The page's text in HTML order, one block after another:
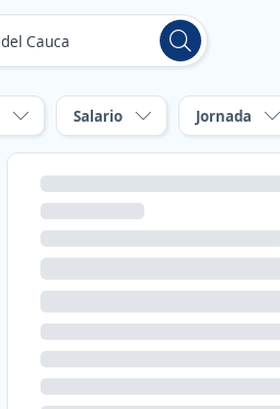
Salario Jornada